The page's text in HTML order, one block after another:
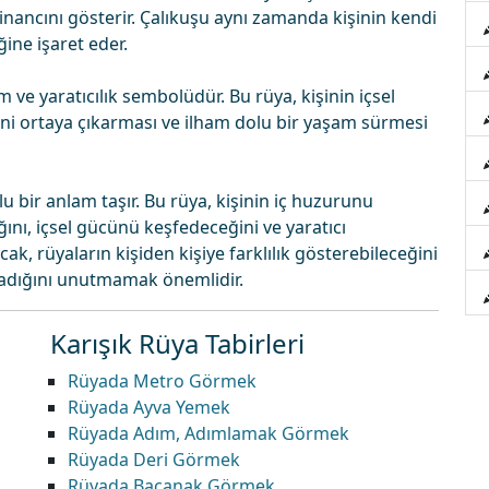
gösterir. Çalıkuşu aynı zamanda kişinin kendi
işaret eder.
yaratıcılık sembolüdür. Bu rüya, kişinin içsel
ortaya çıkarması ve ilham dolu bir yaşam sürmesi
bir anlam taşır. Bu rüya, kişinin iç huzurunu
içsel gücünü keşfedeceğini ve yaratıcı
rüyaların kişiden kişiye farklılık gösterebileceğini
unutmamak önemlidir.
Karışık Rüya Tabirleri
Rüyada Metro Görmek
Rüyada Ayva Yemek
Rüyada Adım, Adımlamak Görmek
Rüyada Deri Görmek